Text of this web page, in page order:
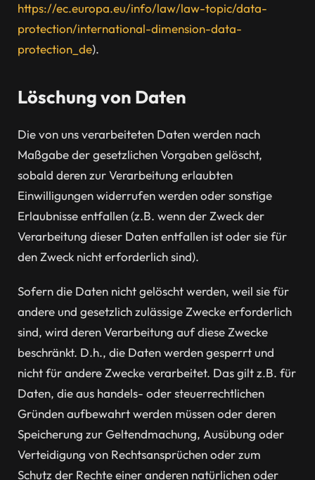
https://ec.europa.eu/info/law/law-topic/data-
protection/international-dimension-data-
protection_de).
Löschung von Daten
Die von uns verarbeiteten Daten werden nach
Maßgabe der gesetzlichen Vorgaben gelöscht,
sobald deren zur Verarbeitung erlaubten
Einwilligungen widerrufen werden oder sonstige
Erlaubnisse entfallen (z.B. wenn der Zweck der
Verarbeitung dieser Daten entfallen ist oder sie für
den Zweck nicht erforderlich sind).
Sofern die Daten nicht gelöscht werden, weil sie für
andere und gesetzlich zulässige Zwecke erforderlich
sind, wird deren Verarbeitung auf diese Zwecke
beschränkt. D.h., die Daten werden gesperrt und
nicht für andere Zwecke verarbeitet. Das gilt z.B. für
Daten, die aus handels- oder steuerrechtlichen
Gründen aufbewahrt werden müssen oder deren
Speicherung zur Geltendmachung, Ausübung oder
Verteidigung von Rechtsansprüchen oder zum
Schutz der Rechte einer anderen natürlichen oder